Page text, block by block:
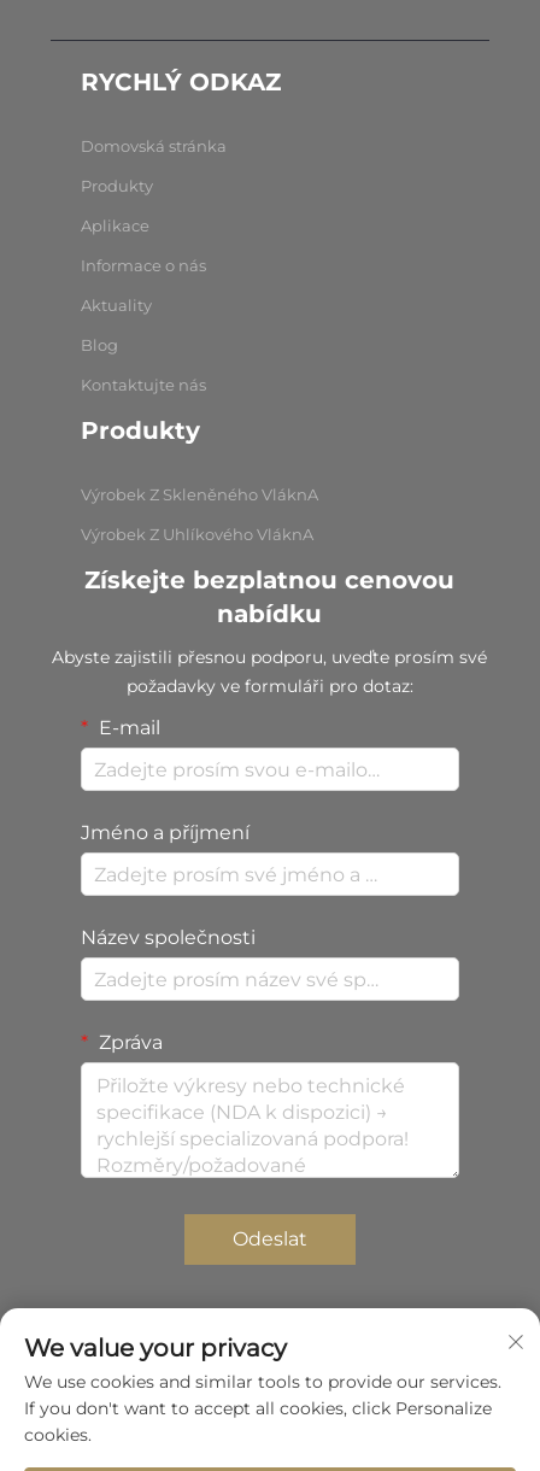
RYCHLÝ ODKAZ
Domovská stránka
Produkty
Aplikace
Informace o nás
Aktuality
Blog
Kontaktujte nás
Produkty
Výrobek Z Skleněného VláknA
Výrobek Z Uhlíkového VláknA
Získejte bezplatnou cenovou
nabídku
Abyste zajistili přesnou podporu, uveďte prosím své
požadavky ve formuláři pro dotaz:
E-mail
Jméno a příjmení
Název společnosti
Zpráva
Odeslat
Autorská práva © 2026 Shenzhen Zhongda Composites
Co., Ltd. Všechna práva vyhrazena.
Zásady
ochrany soukromí
We value your privacy
We use cookies and similar tools to provide our services.
If you don't want to accept all cookies, click Personalize
cookies.